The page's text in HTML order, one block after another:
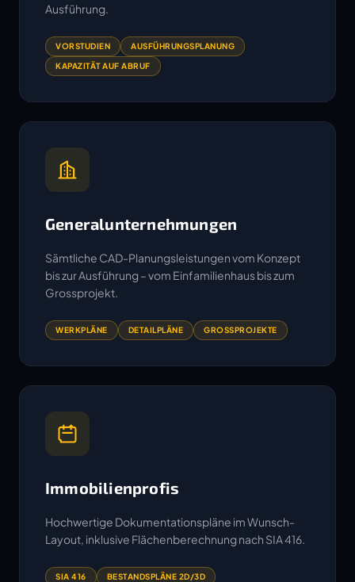
Ausführung.
VORSTUDIEN AUSFÜHRUNGSPLANUNG
KAPAZITÄT AUF ABRUF
Generalunternehmungen
Sämtliche CAD-Planungsleistungen vom Konzept
bis zur Ausführung – vom Einfamilienhaus bis zum
Grossprojekt.
WERKPLÄNE DETAILPLÄNE GROSSPROJEKTE
Immobilienprofis
Hochwertige Dokumentationspläne im Wunsch-
Layout, inklusive Flächenberechnung nach SIA 416.
SIA 416 BESTANDSPLÄNE 2D/3D